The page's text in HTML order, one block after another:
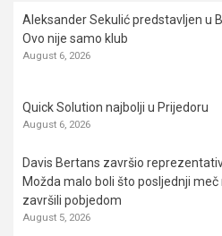
Aleksander Sekulić predstavljen u
Ovo nije samo klub
August 6, 2026
Quick Solution najbolji u Prijedoru
August 6, 2026
Davis Bertans završio
Možda malo boli što posljednji meč
završili pobjedom
August 5, 2026